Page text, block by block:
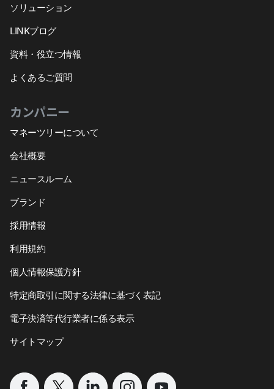
ソリューション
LINKブログ
資料・役立つ情報
よくあるご質問
カンパニー
マネーツリーについて
会社概要
ニュースルーム
ブランド
採用情報
利用規約
個人情報保護方針
特定商取引に関する法律に基づく表記
電子決済等代行業者に係る表示
サイトマップ